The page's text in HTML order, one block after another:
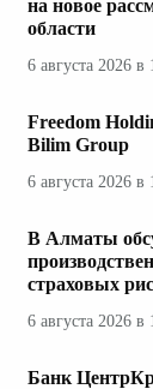
на новое
области
6 августа 2026 в
Freedom
Bilim Group
6 августа 2026 в
В Алматы
страховых
6 августа 2026 в
Банк